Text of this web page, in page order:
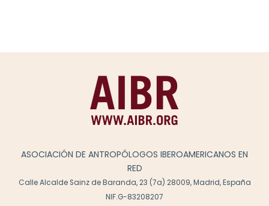
ASOCIACIÓN DE ANTROPÓLOGOS IBEROAMERICANOS EN
RED
Calle Alcalde Sainz de Baranda, 23 (7a) 28009, Madrid, España
NIF.G-83208207